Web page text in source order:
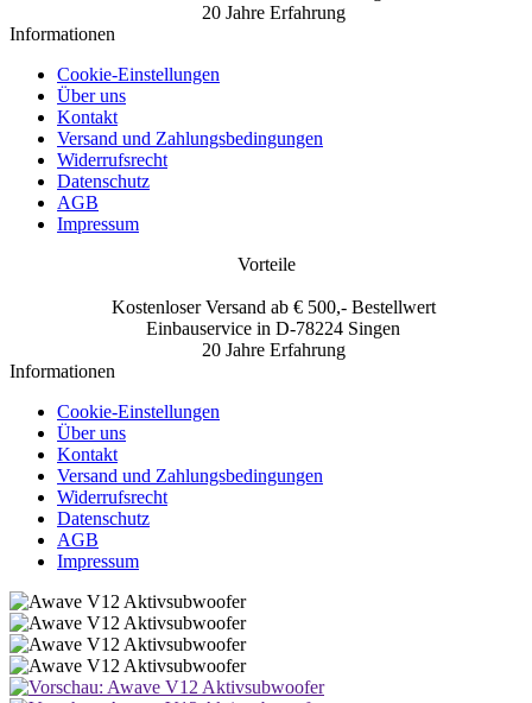
20 Jahre Erfahrung
Informationen
Cookie-Einstellungen
Über uns
Kontakt
Versand und Zahlungsbedingungen
Widerrufsrecht
Datenschutz
AGB
Impressum
Vorteile
Kostenloser Versand ab € 500,- Bestellwert
Einbauservice in D-78224 Singen
20 Jahre Erfahrung
Informationen
Cookie-Einstellungen
Über uns
Kontakt
Versand und Zahlungsbedingungen
Widerrufsrecht
Datenschutz
AGB
Impressum